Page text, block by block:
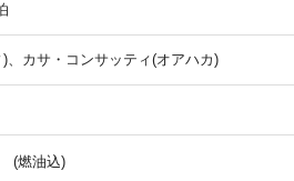
、カサ・コンサッティ(オアハカ)
(燃油込)